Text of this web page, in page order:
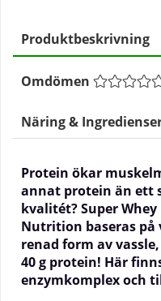
Produktbeskrivning
Omdömen
Näring &
Protein ökar
annat protein än ett
kvalitét? Super
Nutrition baseras på
renad form av
40 g protein! Här
enzymkomplex och